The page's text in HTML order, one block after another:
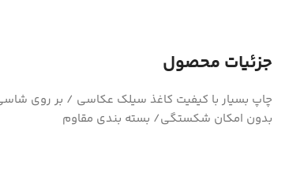
جزئیات محصول
بدون امکان شکستگی/ بسته بندی مقاوم